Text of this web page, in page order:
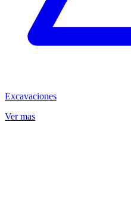
Excavaciones
Ver mas